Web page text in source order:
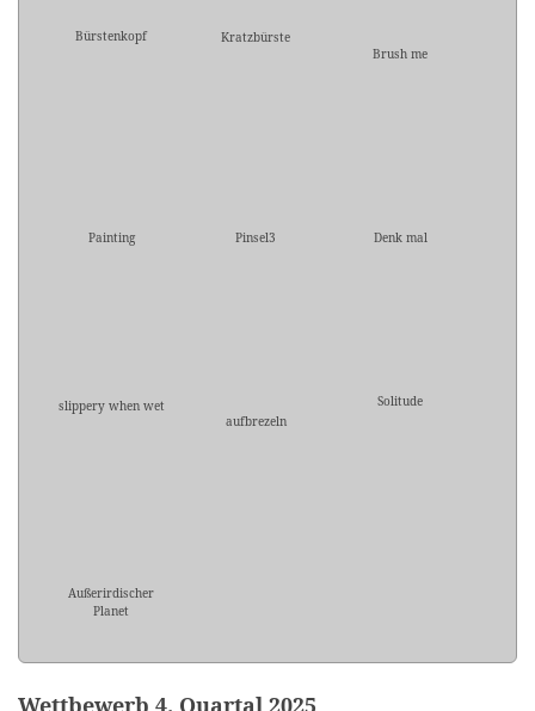
Bürstenkopf
Kratzbürste
Brush me
Painting Pinsel3 Denk mal
slippery when wet
aufbrezeln
Solitude
Außerirdischer
Planet
Wettbewerb 4. Quartal 2025